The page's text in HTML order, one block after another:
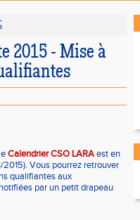
2015 - Mise à
Calendrier CSO LARAest en
Vous pourrez retrouver
qualifiantes aux
par un petit drapeau